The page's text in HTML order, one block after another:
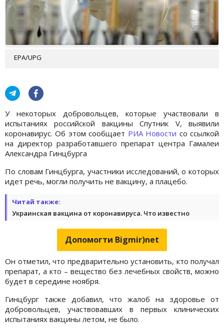
EPA/UPG
У некоторых добровольцев, которые участвовали в
испытаниях российской вакцины Спутник V, выявили
коронавирус. Об этом сообщает РИА Новости со ссылкой
на директор разработавшего препарат центра Гамалеи
Александра Гинцбурга
По словам Гинцбурга, участники исследований, о которых
идет речь, могли получить не вакцину, а плацебо.
Читай также:
Украинская вакцина от коронавируса. Что известно
Допомогти Bigmir)net
Он отметил, что предварительно установить, кто получал
препарат, а кто – вещество без лечебных свойств, можно
будет в середине ноября.
Гинцбург также добавил, что жалоб на здоровье от
добровольцев, участвовавших в первых клинических
испытаниях вакцины летом, не было.